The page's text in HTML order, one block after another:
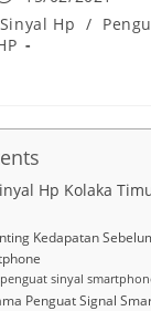
published:
Hp /
Hp Kolaka
Kedapatan
sinyal
Penguat Signal